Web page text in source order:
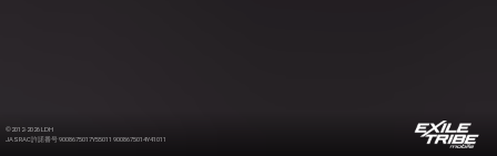
©2012-2026 LDH
JASRAC許諾番号 9008675017Y55011 9008675014Y41011